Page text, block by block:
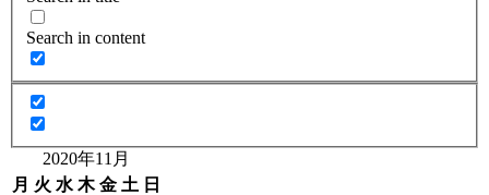
Search in content
2020年11月
月 火 水 木 金 土 日